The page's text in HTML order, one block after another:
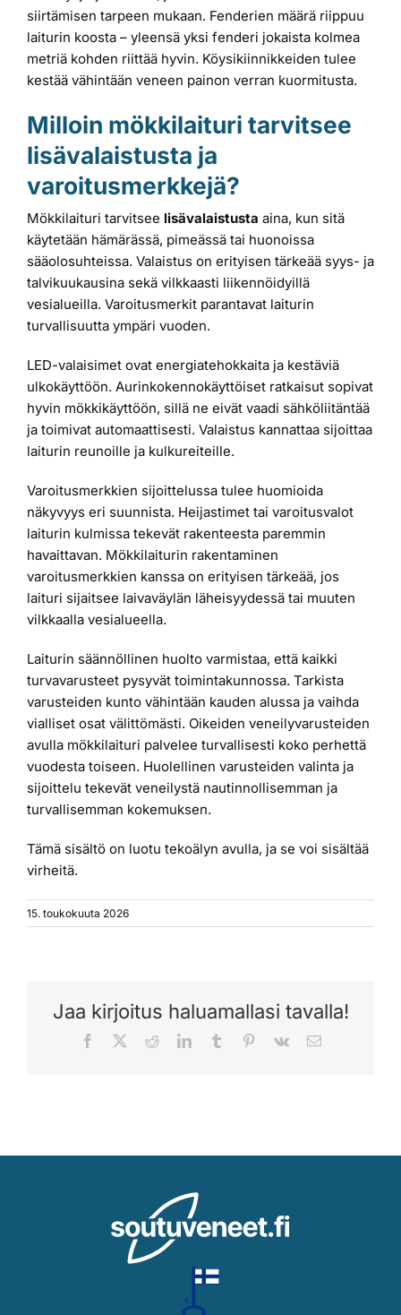
siirtämisen tarpeen mukaan. Fenderien määrä riippuu
laiturin koosta – yleensä yksi fenderi jokaista kolmea
metriä kohden riittää hyvin. Köysikiinnikkeiden tulee
kestää vähintään veneen painon verran kuormitusta.
Milloin mökkilaituri tarvitsee
lisävalaistusta ja
varoitusmerkkejä?
Mökkilaituri tarvitsee lisävalaistusta aina, kun sitä
käytetään hämärässä, pimeässä tai huonoissa
sääolosuhteissa. Valaistus on erityisen tärkeää syys- ja
talvikuukausina sekä vilkkaasti liikennöidyillä
vesialueilla. Varoitusmerkit parantavat laiturin
turvallisuutta ympäri vuoden.
LED-valaisimet ovat energiatehokkaita ja kestäviä
ulkokäyttöön. Aurinkokennokäyttöiset ratkaisut sopivat
hyvin mökkikäyttöön, sillä ne eivät vaadi sähköliitäntää
ja toimivat automaattisesti. Valaistus kannattaa sijoittaa
laiturin reunoille ja kulkureiteille.
Varoitusmerkkien sijoittelussa tulee huomioida
näkyvyys eri suunnista. Heijastimet tai varoitusvalot
laiturin kulmissa tekevät rakenteesta paremmin
havaittavan. Mökkilaiturin rakentaminen
varoitusmerkkien kanssa on erityisen tärkeää, jos
laituri sijaitsee laivaväylän läheisyydessä tai muuten
vilkkaalla vesialueella.
Laiturin säännöllinen huolto varmistaa, että kaikki
turvavarusteet pysyvät toimintakunnossa. Tarkista
varusteiden kunto vähintään kauden alussa ja vaihda
vialliset osat välittömästi. Oikeiden veneilyvarusteiden
avulla mökkilaituri palvelee turvallisesti koko perhettä
vuodesta toiseen. Huolellinen varusteiden valinta ja
sijoittelu tekevät veneilystä nautinnollisemman ja
turvallisemman kokemuksen.
Tämä sisältö on luotu tekoälyn avulla, ja se voi sisältää
virheitä.
15. toukokuuta 2026
Jaa kirjoitus haluamallasi tavalla!
Facebook RedditLinkedInTumblr Pinterest
Vk Sähköposti